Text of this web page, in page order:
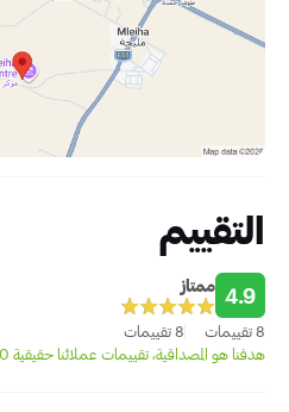
التقييم
4.9 ممتاز
8 تقييمات
8 تقييمات
هدفنا هو المصداقية، تقييمات عملائنا حقيقية 100%